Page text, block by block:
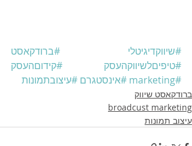
#שיווקדיגיטלי
#ברודקאסט
#טיפיםלשיווקהעסק
#קידוםהעסק
#marketing
#אינסטגרם #עיצובתמונות
ברודקאסט שיווק
broadcust marketing
עיצוב תמונות